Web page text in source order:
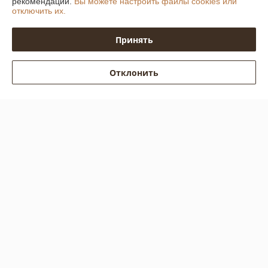
Доставка и оплата
Полная версия сайта
отключить их.
Принять
Отклонить